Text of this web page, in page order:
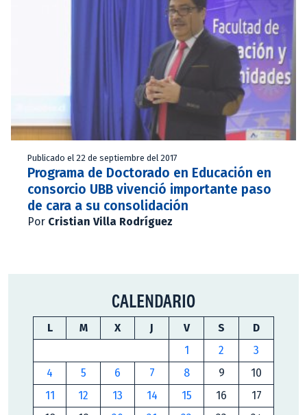
Publicado el 22 de septiembre del 2017
Programa de Doctorado en Educación en
consorcio UBB vivenció importante paso
de cara a su consolidación
Por Cristian Villa Rodríguez
CALENDARIO
L M X J V S
D
1
2
3
4
5 6 7 8 9
10
11
12 13 14 15 16
17